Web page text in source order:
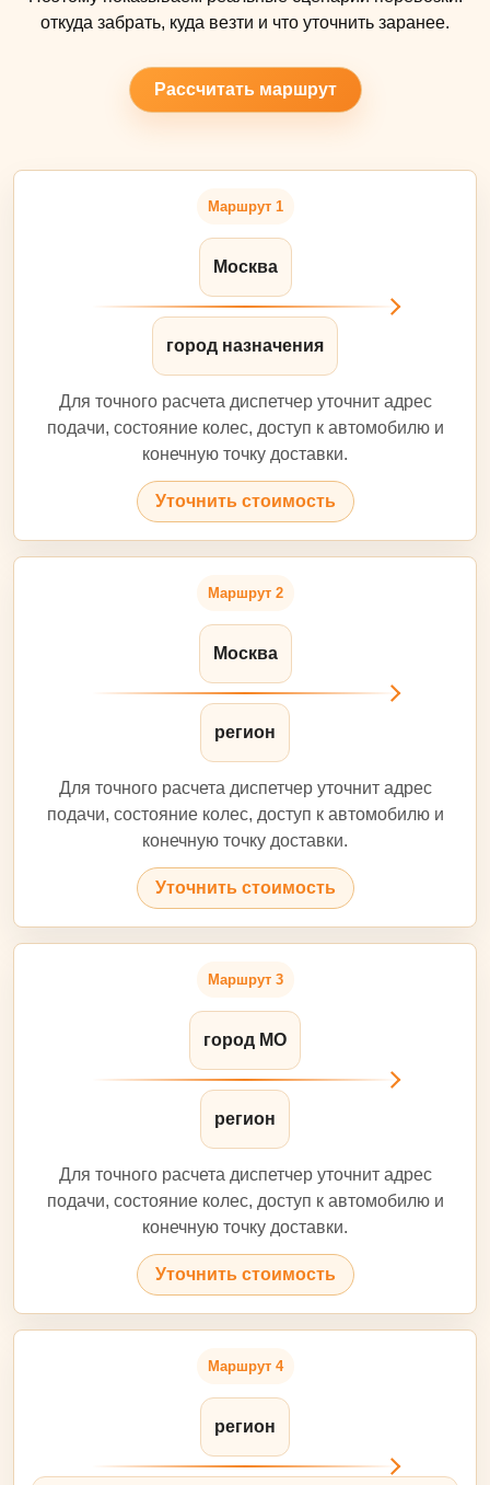
откуда забрать, куда везти и что уточнить заранее.
Рассчитать маршрут
Маршрут 1
Москва
город назначения
Для точного расчета диспетчер уточнит адрес
подачи, состояние колес, доступ к автомобилю и
конечную точку доставки.
Уточнить стоимость
Маршрут 2
Москва
регион
Для точного расчета диспетчер уточнит адрес
подачи, состояние колес, доступ к автомобилю и
конечную точку доставки.
Уточнить стоимость
Маршрут 3
город МО
регион
Для точного расчета диспетчер уточнит адрес
подачи, состояние колес, доступ к автомобилю и
конечную точку доставки.
Уточнить стоимость
Маршрут 4
регион